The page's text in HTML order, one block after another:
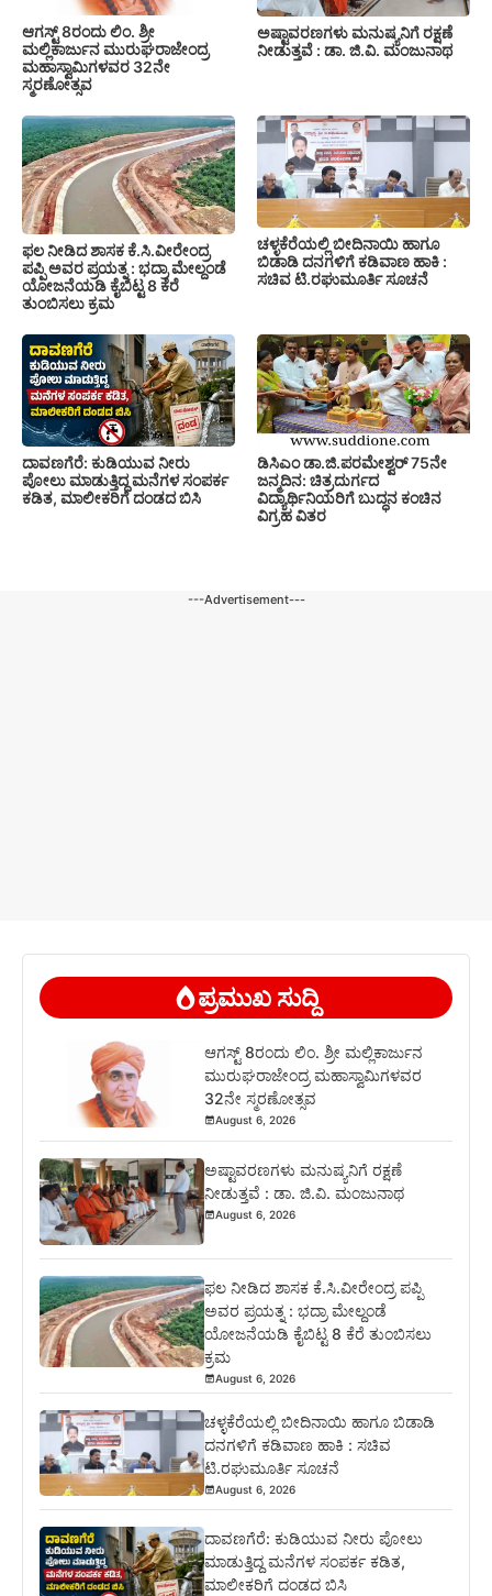
ಆಗಸ್ಟ್ 8ರಂದು ಲಿಂ. ಶ್ರೀ
ಮಲ್ಲಿಕಾರ್ಜುನ ಮುರುಘರಾಜೇಂದ್ರ
ಮಹಾಸ್ವಾಮಿಗಳವರ 32ನೇ
ಸ್ಮರಣೋತ್ಸವ
ಅಷ್ಟಾವರಣಗಳು ಮನುಷ್ಯನಿಗೆ ರಕ್ಷಣೆ
ನೀಡುತ್ತವೆ : ಡಾ. ಜಿ.ವಿ. ಮಂಜುನಾಥ
ಫಲ ನೀಡಿದ ಶಾಸಕ ಕೆ.ಸಿ.ವೀರೇಂದ್ರ
ಪಪ್ಪಿ ಅವರ ಪ್ರಯತ್ನ : ಭದ್ರಾ ಮೇಲ್ದಂಡೆ
ಯೋಜನೆಯಡಿ ಕೈಬಿಟ್ಟ 8 ಕೆರೆ
ತುಂಬಿಸಲು ಕ್ರಮ
ಚಳ್ಳಕೆರೆಯಲ್ಲಿ ಬೀದಿನಾಯಿ ಹಾಗೂ
ಬಿಡಾಡಿ ದನಗಳಿಗೆ ಕಡಿವಾಣ ಹಾಕಿ :
ಸಚಿವ ಟಿ.ರಘುಮೂರ್ತಿ ಸೂಚನೆ
ದಾವಣಗೆರೆ: ಕುಡಿಯುವ ನೀರು
ಪೋಲು ಮಾಡುತ್ತಿದ್ದ ಮನೆಗಳ ಸಂಪರ್ಕ
ಕಡಿತ, ಮಾಲೀಕರಿಗೆ ದಂಡದ ಬಿಸಿ
ಡಿಸಿಎಂ ಡಾ.ಜಿ.ಪರಮೇಶ್ವರ್ 75ನೇ
ಜನ್ಮದಿನ: ಚಿತ್ರದುರ್ಗದ
ವಿದ್ಯಾರ್ಥಿನಿಯರಿಗೆ ಬುದ್ಧನ ಕಂಚಿನ
ವಿಗ್ರಹ ವಿತರ
---Advertisement---
ಪ್ರಮುಖ ಸುದ್ದಿ
ಆಗಸ್ಟ್ 8ರಂದು ಲಿಂ. ಶ್ರೀ ಮಲ್ಲಿಕಾರ್ಜುನ
ಮುರುಘರಾಜೇಂದ್ರ ಮಹಾಸ್ವಾಮಿಗಳವರ
32ನೇ ಸ್ಮರಣೋತ್ಸವ
August 6, 2026
ಅಷ್ಟಾವರಣಗಳು ಮನುಷ್ಯನಿಗೆ ರಕ್ಷಣೆ
ನೀಡುತ್ತವೆ : ಡಾ. ಜಿ.ವಿ. ಮಂಜುನಾಥ
August 6, 2026
ಫಲ ನೀಡಿದ ಶಾಸಕ ಕೆ.ಸಿ.ವೀರೇಂದ್ರ ಪಪ್ಪಿ
ಅವರ ಪ್ರಯತ್ನ : ಭದ್ರಾ ಮೇಲ್ದಂಡೆ
ಯೋಜನೆಯಡಿ ಕೈಬಿಟ್ಟ 8 ಕೆರೆ ತುಂಬಿಸಲು
ಕ್ರಮ
August 6, 2026
ಚಳ್ಳಕೆರೆಯಲ್ಲಿ ಬೀದಿನಾಯಿ ಹಾಗೂ ಬಿಡಾಡಿ
ದನಗಳಿಗೆ ಕಡಿವಾಣ ಹಾಕಿ : ಸಚಿವ
ಟಿ.ರಘುಮೂರ್ತಿ ಸೂಚನೆ
August 6, 2026
ದಾವಣಗೆರೆ: ಕುಡಿಯುವ ನೀರು ಪೋಲು
ಮಾಡುತ್ತಿದ್ದ ಮನೆಗಳ ಸಂಪರ್ಕ ಕಡಿತ,
ಮಾಲೀಕರಿಗೆ ದಂಡದ ಬಿಸಿ